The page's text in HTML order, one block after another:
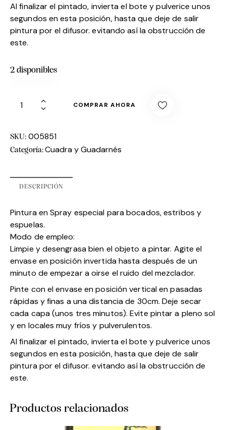
Al finalizar el pintado, invierta el bote y pulverice unos
segundos en esta posición, hasta que deje de salir
pintura por el difusor. evitando así la obstrucción de
este.
2 disponibles
COMPRAR AHORA
SKU: 005851
Categoría:Cuadra y Guadarnés
DESCRIPCIÓN
Pintura en Spray especial para bocados, estribos y
espuelas.
Modo de empleo:
Limpie y desengrasa bien el objeto a pintar. Agite el
envase en posición invertida hasta después de un
minuto de empezar a oirse el ruido del mezclador.
Pinte con el envase en posición vertical en pasadas
rápidas y finas a una distancia de 30cm. Deje secar
cada capa (unos tres minutos). Evite pintar a pleno sol
y en locales muy fríos y pulverulentos.
Al finalizar el pintado, invierta el bote y pulverice unos
segundos en esta posición, hasta que deje de salir
pintura por el difusor. evitando así la obstrucción de
este.
Productos relacionados